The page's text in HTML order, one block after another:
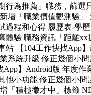
行為推薦」職務，篩選
增「職業價值觀測驗」
過程和心得 履歷表-學
體驗 職務資訊「距離
站 【104工作快找App
系統升級 修正幾個小
App】Android版 年度作
他小功能 修正幾個小問
「積極徵才中」標籤